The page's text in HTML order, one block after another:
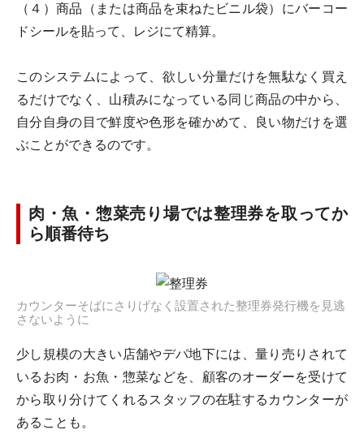
（４）商品（または商品を束ねたビニル袋）にバーコー
ドシールを貼って、レジにて精算。
このシステムによって、欲しい分量だけを無駄なく買え
るだけでなく、山積みになっている同じ商品の中から、
自分自身の目で鮮度や色形を確かめて、良い物だけを選
ぶことができるのです。
肉・魚・惣菜売り場では整理券を取ってか
ら順番待ち
カウンターそばにさりげなく設置された整理券発行機を見逃
さないように
少し規模の大きい店舗やデパ地下には、量り売りされて
いるお肉・お魚・惣菜などを、顧客のオーダーを受けて
から取り分けてくれるスタッフの在駐するカウンターが
あることも。